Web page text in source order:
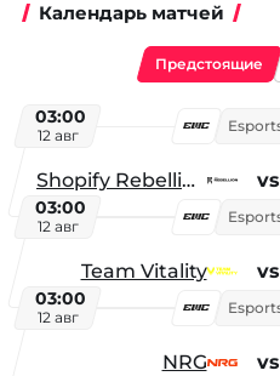
Календарь матчей
Предстоящие
03:00
12 авг
Shopify Rebellion vs
03:00
12 авг
Team Vitality vs
03:00
12 авг
NRG vs